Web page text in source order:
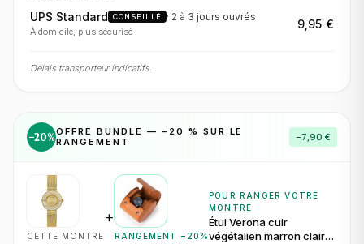
UPS Standard CONSEILLÉ · 2 à 3 jours ouvrés
À domicile, plus sécurisé
9,95 €
Délais transporteur indicatifs.
−20%OFFRE BUNDLE — − 20 % SUR LE
RANGEMENT
−7,90 €
CETTE MONTRE
+
RANGEMENT − 20 %
POUR RANGER VOTRE
MONTRE
Étui Verona cuir
végétalien marron clair